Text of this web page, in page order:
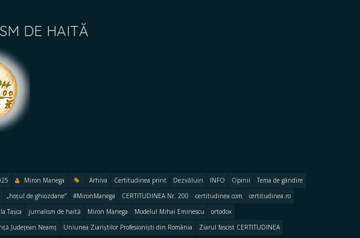
DE HAITĂ
Miron Manega Arhiva Certitudinea print Dezvăluiri INFO Opinii
Tema de gândire
„hoțul de ghiozdane” #MironManega CERTITUDINEA Nr. 200 certitudinea.com
certitudinea.ro
Tașca
jurnalism de haită Miron Manega Modelul Mihai Eminescu
ortodox
Județean Neamț
Uniunea Ziariștilor Profesioniști din România Ziarul fascist CERTITUDINEA